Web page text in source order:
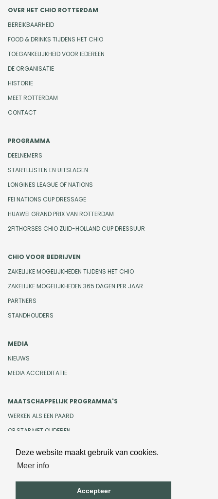
Deze website maakt gebruik van cookies.
Meer info
Accepteer
OVER HET CHIO ROTTERDAM
BEREIKBAARHEID
FOOD & DRINKS TIJDENS HET CHIO
TOEGANKELIJKHEID VOOR IEDEREEN
DE ORGANISATIE
HISTORIE
MEET ROTTERDAM
CONTACT
PROGRAMMA
DEELNEMERS
STARTLIJSTEN EN UITSLAGEN
LONGINES LEAGUE OF NATIONS
FEI NATIONS CUP DRESSAGE
HUAWEI GRAND PRIX VAN ROTTERDAM
2FITHORSES CHIO ZUID-HOLLAND CUP DRESSUUR
CHIO VOOR BEDRIJVEN
ZAKELIJKE MOGELIJKHEDEN TIJDENS HET CHIO
ZAKELIJKE MOGELIJKHEDEN 365 DAGEN PER JAAR
PARTNERS
STANDHOUDERS
MEDIA
NIEUWS
MEDIA ACCREDITATIE
MAATSCHAPPELIJK PROGRAMMA'S
WERKEN ALS EEN PAARD
OP STAP MET OUDEREN
Design en development door